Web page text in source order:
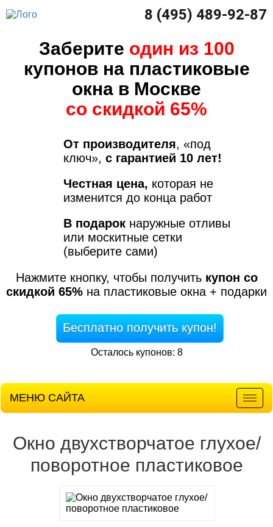
8 (495) 489-92-87
Заберите один из 100
купонов на пластиковые
окна в Москве
со скидкой 65%
От производителя, «под
ключ», с гарантией 10 лет!
Честная цена, которая не
изменится до конца работ
В подарок наружные отливы
или москитные сетки
(выберите сами)
Нажмите кнопку, чтобы получить купон со
скидкой 65% на пластиковые окна + подарки
Бесплатно получить купон!
Осталось купонов: 8
МЕНЮ САЙТА
Окно двухстворчатое глухое/
поворотное пластиковое